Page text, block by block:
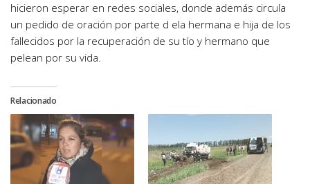
hicieron esperar en redes sociales, donde además circula
un pedido de oración por parte d ela hermana e hija de los
fallecidos por la recuperación de su tío y hermano que
pelean por su vida.
Relacionado